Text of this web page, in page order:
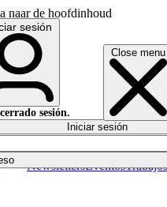
naar de hoofdinhoud
Close menu
NewslettersEventosTrabajos
sesión
sesión.
Iniciar sesión